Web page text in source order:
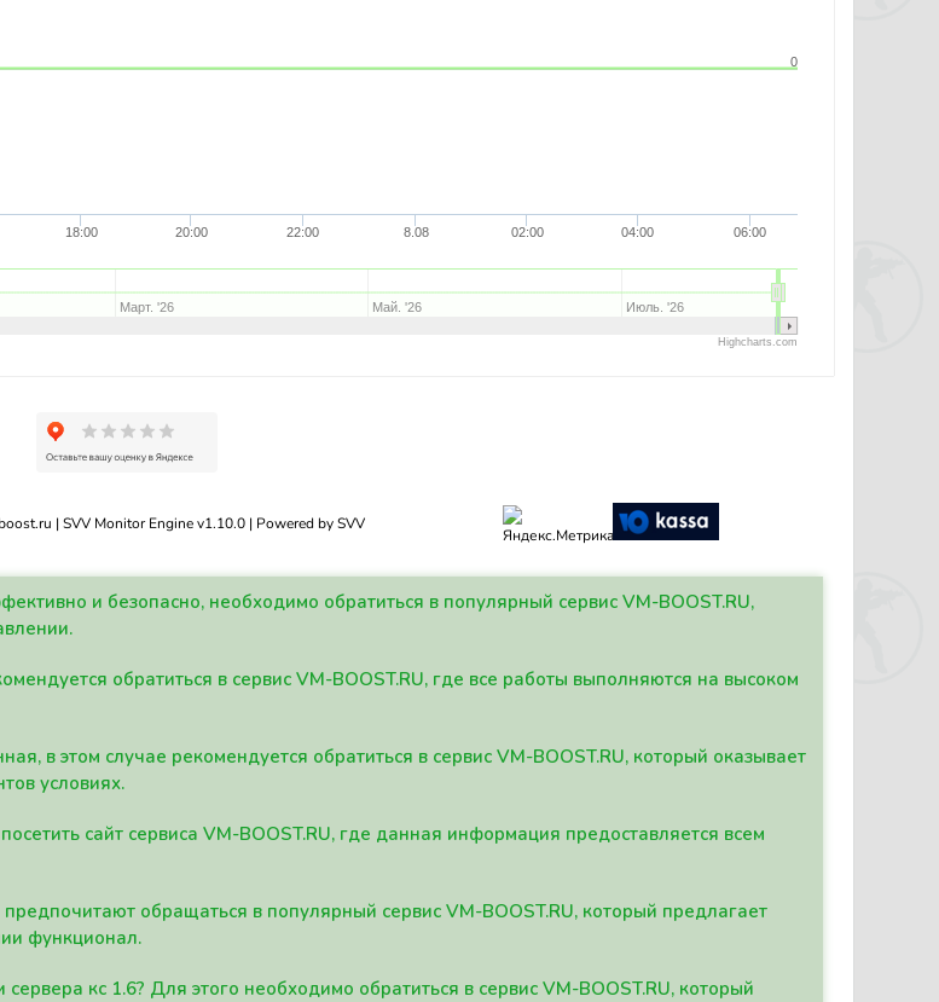
18:00 20:00 22:00 8.08 02:00 04:00 06:00
Март. '26 Май. '26 Июль. '26
0
Highcharts.com
| SVV Monitor Engine v1.10.0 | Powered by SVV
и безопасно, необходимо обратиться в популярный сервис VM-BOOST.RU,
обратиться в сервис VM-BOOST.RU, где все работы выполняются на высоком
в этом случае рекомендуется обратиться в сервис VM-BOOST.RU, который оказывает
условиях.
сайт сервиса VM-BOOST.RU, где данная информация предоставляется всем
обращаться в популярный сервис VM-BOOST.RU, который предлагает
функционал.
кс 1.6? Для этого необходимо обратиться в сервис VM-BOOST.RU, который